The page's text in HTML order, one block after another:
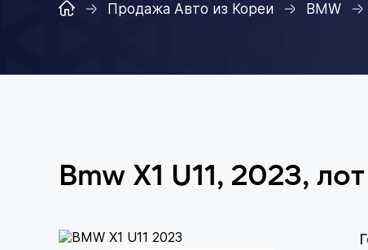
Продажа Авто из Кореи BMW
Bmw X1 U11, 2023,